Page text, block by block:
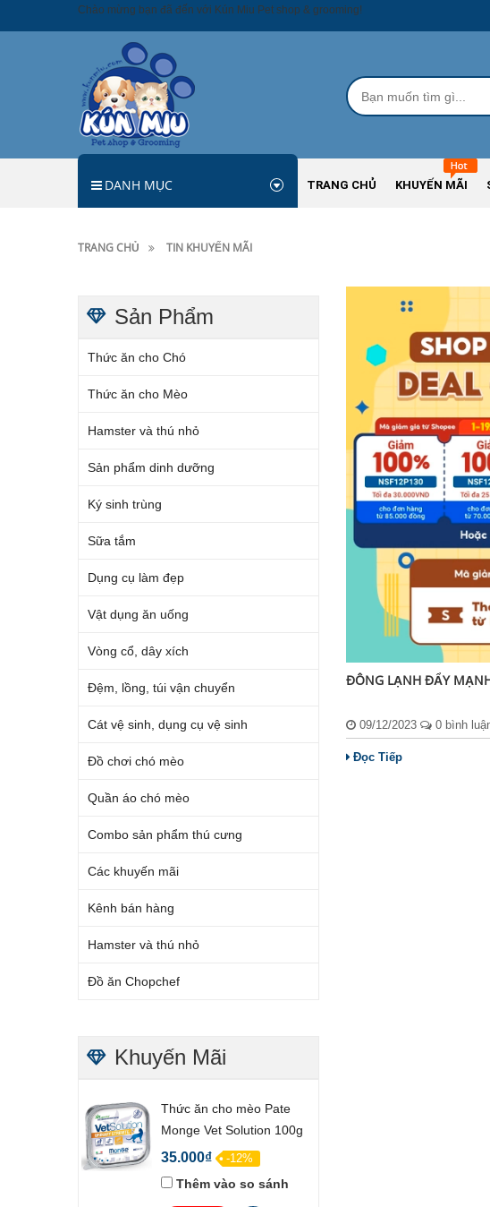
Chào mừng bạn đã đến với Kún Miu Pet shop & grooming!
DANH MỤC TRANG CHỦ KHUYẾN MÃI
TRANG CHỦ TIN KHUYẾN MÃI
Sản Phẩm
Thức ăn cho Chó
Thức ăn cho Mèo
Hamster và thú nhỏ
Sản phẩm dinh dưỡng
Ký sinh trùng
Sữa tắm
Dụng cụ làm đẹp
Vật dụng ăn uống
Vòng cổ, dây xích
Đệm, lồng, túi vận chuyển
Cát vệ sinh, dụng cụ vệ sinh
Đồ chơi chó mèo
Quần áo chó mèo
Combo sản phẩm thú cưng
Các khuyến mãi
Kênh bán hàng
Hamster và thú nhỏ
Đồ ăn Chopchef
Khuyến Mãi
Thức ăn cho mèo Pate
Monge Vet Solution 100g
35.000₫ -12%
Thêm vào so sánh
ĐÔNG LẠNH ĐẨY
09/12/2023 0 bình
Đọc Tiếp